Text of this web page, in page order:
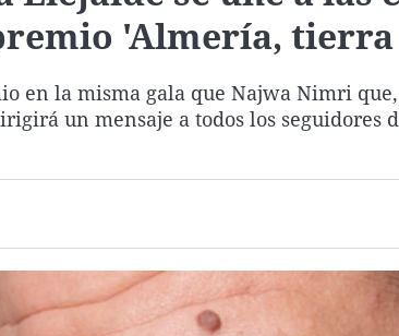
'Almería, tierra
en la misma gala que Najwa Nimri
un mensaje a todos los seguidores